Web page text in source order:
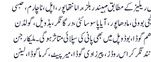
کے مطابق مہیندر ہلز، رامانتھا پور، اپل، ناچارم، حبسی
بوولی، مادھا پور، آیاپا سوسائٹی، درگا نگر، بڈویل، گولڈن
بوڈوپل میں بھی پانی کی سپلائی متاثر ہوگی۔ ملیکارجن
نگر کراس روڈز، پیرزادی گوڈا، میرپیٹ، کرما گوڈا، لینن